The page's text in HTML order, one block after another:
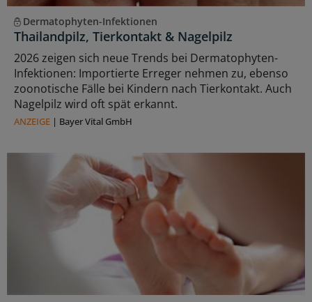
Dermatophyten-Infektionen
Thailandpilz, Tierkontakt & Nagelpilz
2026 zeigen sich neue Trends bei Dermatophyten-
Infektionen: Importierte Erreger nehmen zu, ebenso
zoonotische Fälle bei Kindern nach Tierkontakt. Auch
Nagelpilz wird oft spät erkannt.
ANZEIGE | Bayer Vital GmbH